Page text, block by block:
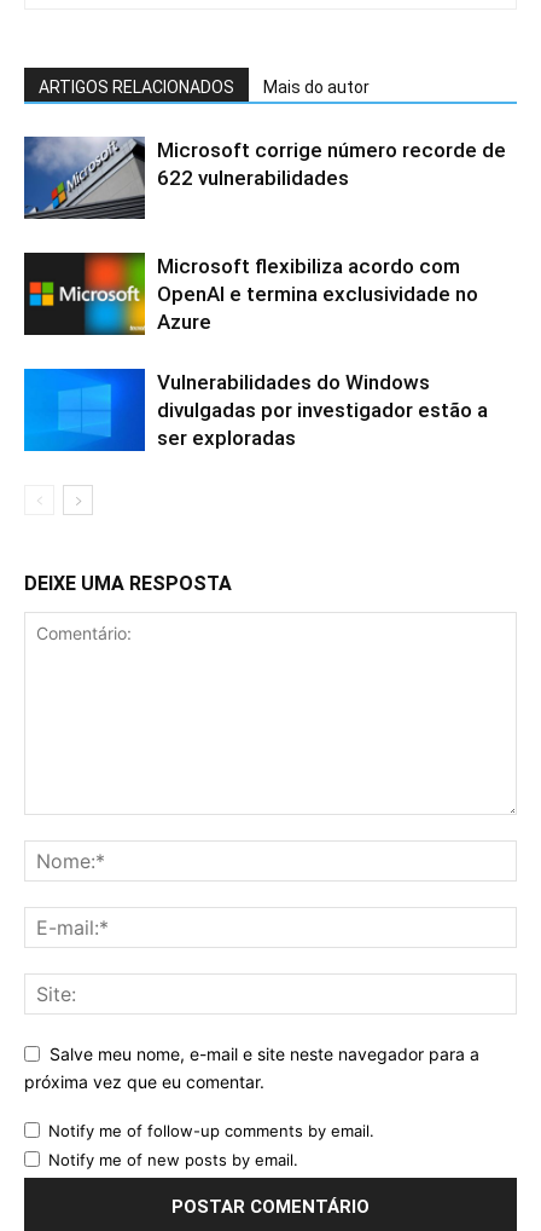
ARTIGOS RELACIONADOS Mais do autor
Microsoft corrige número recorde de
622 vulnerabilidades
Microsoft flexibiliza acordo com
OpenAI e termina exclusividade no
Azure
Vulnerabilidades do Windows
divulgadas por investigador estão a
ser exploradas
DEIXE UMA RESPOSTA
Salve meu nome, e-mail e site neste navegador para a
próxima vez que eu comentar.
Notify me of follow-up comments by email.
Notify me of new posts by email.